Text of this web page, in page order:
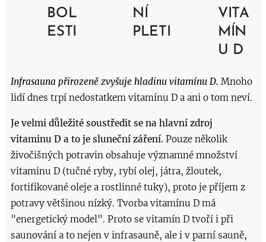
BOL
ESTI
NÍ
PLETI
VITA
MÍN
U D
Infrasauna přirozeně zvyšuje hladinu vitamínu D. Mnoho
lidí dnes trpí nedostatkem vitamínu D a ani o tom neví.
Je velmi důležité soustředit se na hlavní zdroj
vitaminu D a to je sluneční záření. Pouze několik
živočišných potravin obsahuje významné množství
vitaminu D (tučné ryby, rybí olej, játra, žloutek,
fortifikované oleje a rostlinné tuky), proto je příjem z
potravy většinou nízký. Tvorba vitamínu D má
"energetický model". Proto se vitamín D tvoří i při
saunování a to nejen v infrasauně, ale i v parní sauně,